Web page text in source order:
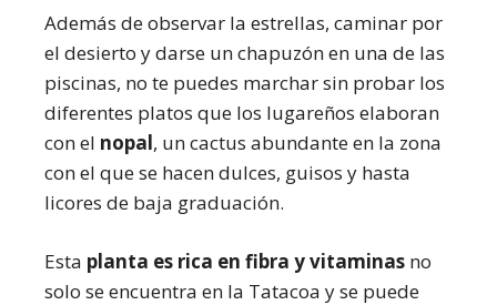
Además de observar la estrellas, caminar por
el desierto y darse un chapuzón en una de las
piscinas, no te puedes marchar sin probar los
diferentes platos que los lugareños elaboran
con el nopal, un cactus abundante en la zona
con el que se hacen dulces, guisos y hasta
licores de baja graduación.
Esta planta es rica en fibra y vitaminas no
solo se encuentra en la Tatacoa y se puede